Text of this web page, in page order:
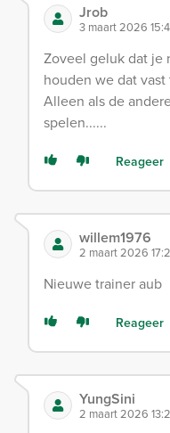
Jrob
3 maart 2026
Zoveel geluk dat je
houden we dat
Alleen als de
spelen......
Reageer
willem1976
2 maart 2026
Nieuwe trainer aub
Reageer
YungSini
2 maart 2026